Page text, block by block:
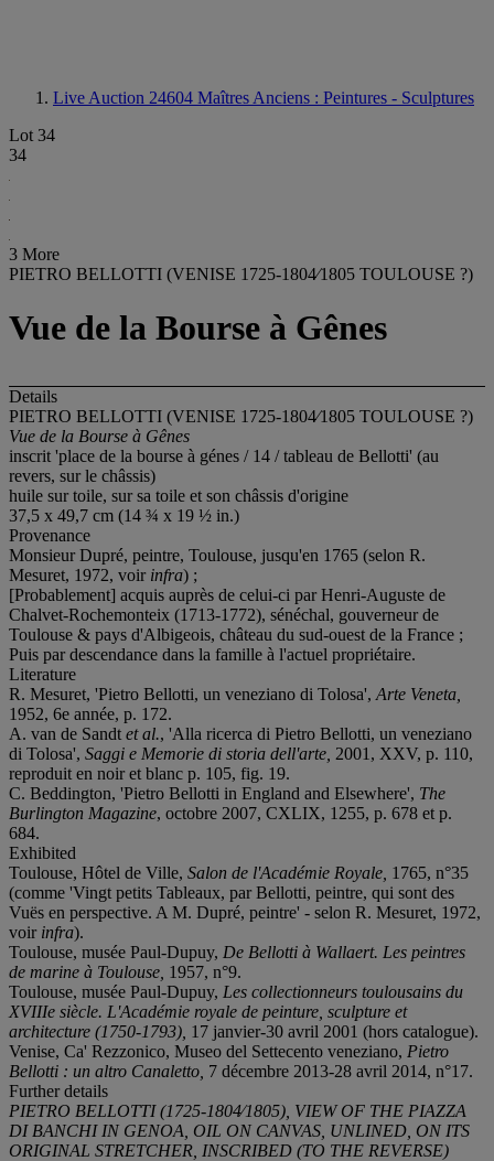
Live Auction 24604 Maîtres Anciens : Peintures - Sculptures
Lot 34
34
3 More
PIETRO BELLOTTI (VENISE 1725-1804⁄1805 TOULOUSE ?)
Vue de la Bourse à Gênes
Details
PIETRO BELLOTTI (VENISE 1725-1804⁄1805 TOULOUSE ?)
Vue de la Bourse à Gênes
inscrit 'place de la bourse à génes / 14 / tableau de Bellotti' (au
revers, sur le châssis)
huile sur toile, sur sa toile et son châssis d'origine
37,5 x 49,7 cm (14 ¾ x 19 ½ in.)
Provenance
Monsieur Dupré, peintre, Toulouse, jusqu'en 1765 (selon R.
Mesuret, 1972, voir infra) ;
[Probablement] acquis auprès de celui-ci par Henri-Auguste de
Chalvet-Rochemonteix (1713-1772), sénéchal, gouverneur de
Toulouse & pays d'Albigeois, château du sud-ouest de la France ;
Puis par descendance dans la famille à l'actuel propriétaire.
Literature
R. Mesuret, 'Pietro Bellotti, un veneziano di Tolosa', Arte Veneta,
1952, 6e année, p. 172.
A. van de Sandt et al., 'Alla ricerca di Pietro Bellotti, un veneziano
di Tolosa', Saggi e Memorie di storia dell'arte, 2001, XXV, p. 110,
reproduit en noir et blanc p. 105, fig. 19.
C. Beddington, 'Pietro Bellotti in England and Elsewhere', The
Burlington Magazine, octobre 2007, CXLIX, 1255, p. 678 et p.
684.
Exhibited
Toulouse, Hôtel de Ville, Salon de l'Académie Royale, 1765, n°35
(comme 'Vingt petits Tableaux, par Bellotti, peintre, qui sont des
Vuës en perspective. A M. Dupré, peintre' - selon R. Mesuret, 1972,
voir infra).
Toulouse, musée Paul-Dupuy, De Bellotti à Wallaert. Les peintres
de marine à Toulouse, 1957, n°9.
Toulouse, musée Paul-Dupuy, Les collectionneurs toulousains du
XVIIIe siècle. L'Académie royale de peinture, sculpture et
architecture (1750-1793), 17 janvier-30 avril 2001 (hors catalogue).
Venise, Ca' Rezzonico, Museo del Settecento veneziano, Pietro
Bellotti : un altro Canaletto, 7 décembre 2013-28 avril 2014, n°17.
Further details
PIETRO BELLOTTI (1725-1804⁄1805), VIEW OF THE PIAZZA
DI BANCHI IN GENOA, OIL ON CANVAS, UNLINED, ON ITS
ORIGINAL STRETCHER, INSCRIBED (TO THE REVERSE)